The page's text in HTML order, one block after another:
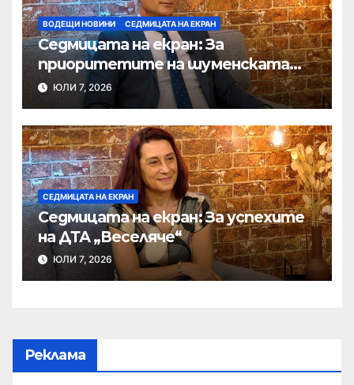
ВОДЕЩИ НОВИНИ СЕДМИЦАТА НА ЕКРАН
Седмицата на екран: За
приоритетите на шуменската
полиция
ЮЛИ 7, 2026
СЕДМИЦАТА НА ЕКРАН
Седмицата на екран: За успехите
на ДТА „Веселяче“
ЮЛИ 7, 2026
Реклама